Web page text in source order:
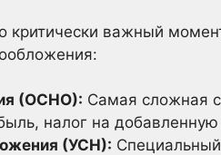
критически важный
(ОСНО): Самая сложная
налог на
(УСН):